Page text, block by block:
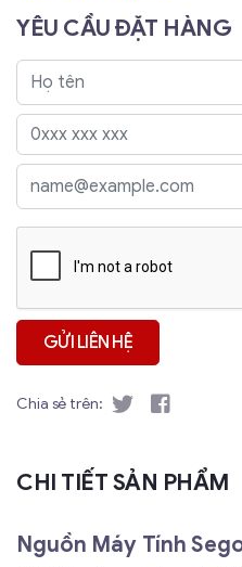
YÊU CẦU ĐẶT HÀNG
Chia sẻ trên:
CHI TIẾT SẢN PHẨM
Nguồn Máy Tính